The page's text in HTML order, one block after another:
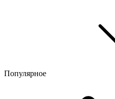
Популярное